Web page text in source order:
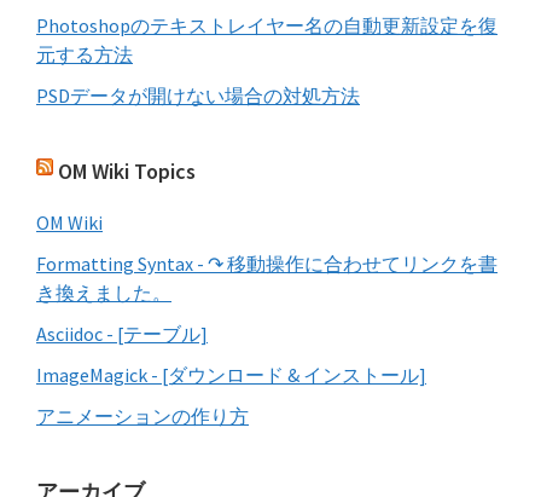
Photoshopのテキストレイヤー名の自動更新設定を復
元する方法
PSDデータが開けない場合の対処方法
OM Wiki Topics
OM Wiki
Formatting Syntax - ↷ 移動操作に合わせてリンクを書
き換えました。
Asciidoc - [テーブル]
ImageMagick - [ダウンロード & インストール]
アニメーションの作り方